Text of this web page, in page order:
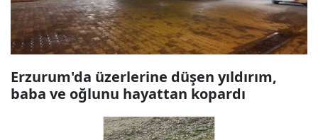
Erzurum'da üzerlerine düşen yıldırım,
baba ve oğlunu hayattan kopardı